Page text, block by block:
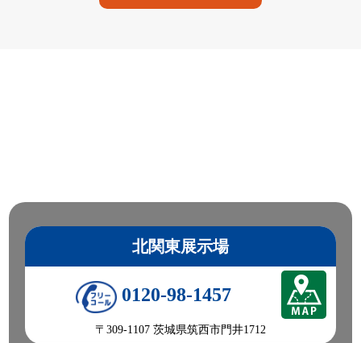
北関東展示場
0120-98-1457
〒309-1107 茨城県筑西市門井1712